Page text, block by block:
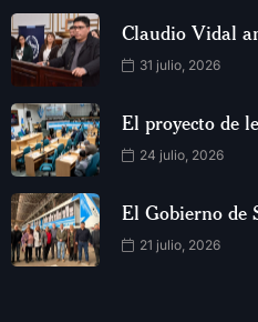
Claudio Vidal
31 julio, 2026
El proyecto de
24 julio, 2026
El Gobierno de
21 julio, 2026